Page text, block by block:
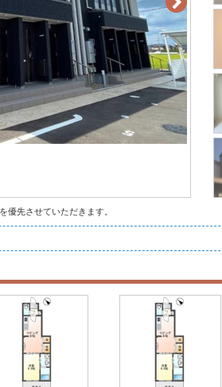
優先させていただきます。